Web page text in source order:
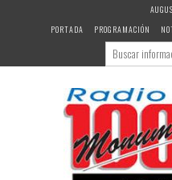
PORTADA
PROGRAMACIÓN